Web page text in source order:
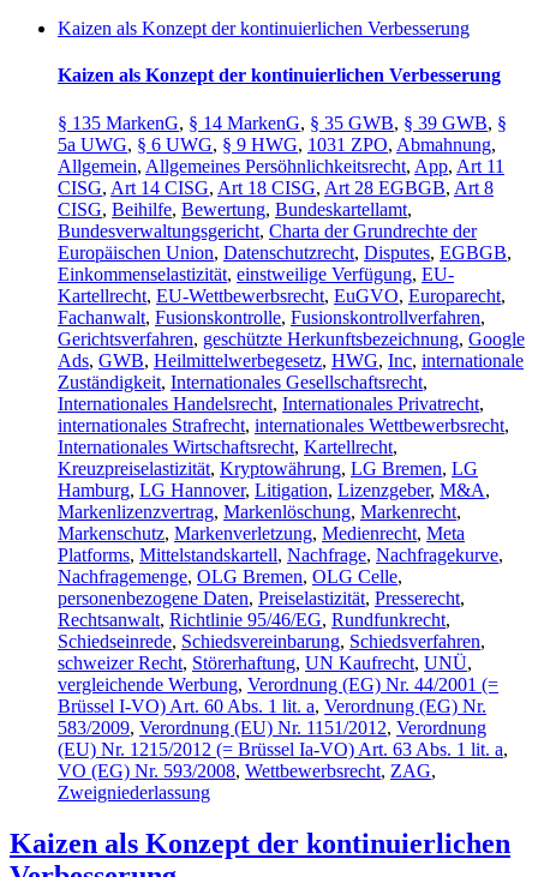
Kaizen als Konzept der kontinuierlichen Verbesserung
Kaizen als Konzept der kontinuierlichen Verbesserung
§ 135 MarkenG, § 14 MarkenG, § 35 GWB, § 39 GWB, §
5a UWG, § 6 UWG, § 9 HWG, 1031 ZPO, Abmahnung,
Allgemein, Allgemeines Persöhnlichkeitsrecht, App, Art 11
CISG, Art 14 CISG, Art 18 CISG, Art 28 EGBGB, Art 8
CISG, Beihilfe, Bewertung, Bundeskartellamt,
Bundesverwaltungsgericht, Charta der Grundrechte der
Europäischen Union, Datenschutzrecht, Disputes, EGBGB,
Einkommenselastizität, einstweilige Verfügung, EU-
Kartellrecht, EU-Wettbewerbsrecht, EuGVO, Europarecht,
Fachanwalt, Fusionskontrolle, Fusionskontrollverfahren,
Gerichtsverfahren, geschützte Herkunftsbezeichnung, Google
Ads, GWB, Heilmittelwerbegesetz, HWG, Inc, internationale
Zuständigkeit, Internationales Gesellschaftsrecht,
Internationales Handelsrecht, Internationales Privatrecht,
internationales Strafrecht, internationales Wettbewerbsrecht,
Internationales Wirtschaftsrecht, Kartellrecht,
Kreuzpreiselastizität, Kryptowährung, LG Bremen, LG
Hamburg, LG Hannover, Litigation, Lizenzgeber, M&A,
Markenlizenzvertrag, Markenlöschung, Markenrecht,
Markenschutz, Markenverletzung, Medienrecht, Meta
Platforms, Mittelstandskartell, Nachfrage, Nachfragekurve,
Nachfragemenge, OLG Bremen, OLG Celle,
personenbezogene Daten, Preiselastizität, Presserecht,
Rechtsanwalt, Richtlinie 95/46/EG, Rundfunkrecht,
Schiedseinrede, Schiedsvereinbarung, Schiedsverfahren,
schweizer Recht, Störerhaftung, UN Kaufrecht, UNÜ,
vergleichende Werbung, Verordnung (EG) Nr. 44/2001 (=
Brüssel I-VO) Art. 60 Abs. 1 lit. a, Verordnung (EG) Nr.
583/2009, Verordnung (EU) Nr. 1151/2012, Verordnung
(EU) Nr. 1215/2012 (= Brüssel Ia-VO) Art. 63 Abs. 1 lit. a,
VO (EG) Nr. 593/2008, Wettbewerbsrecht, ZAG,
Zweigniederlassung
Kaizen als Konzept der kontinuierlichen